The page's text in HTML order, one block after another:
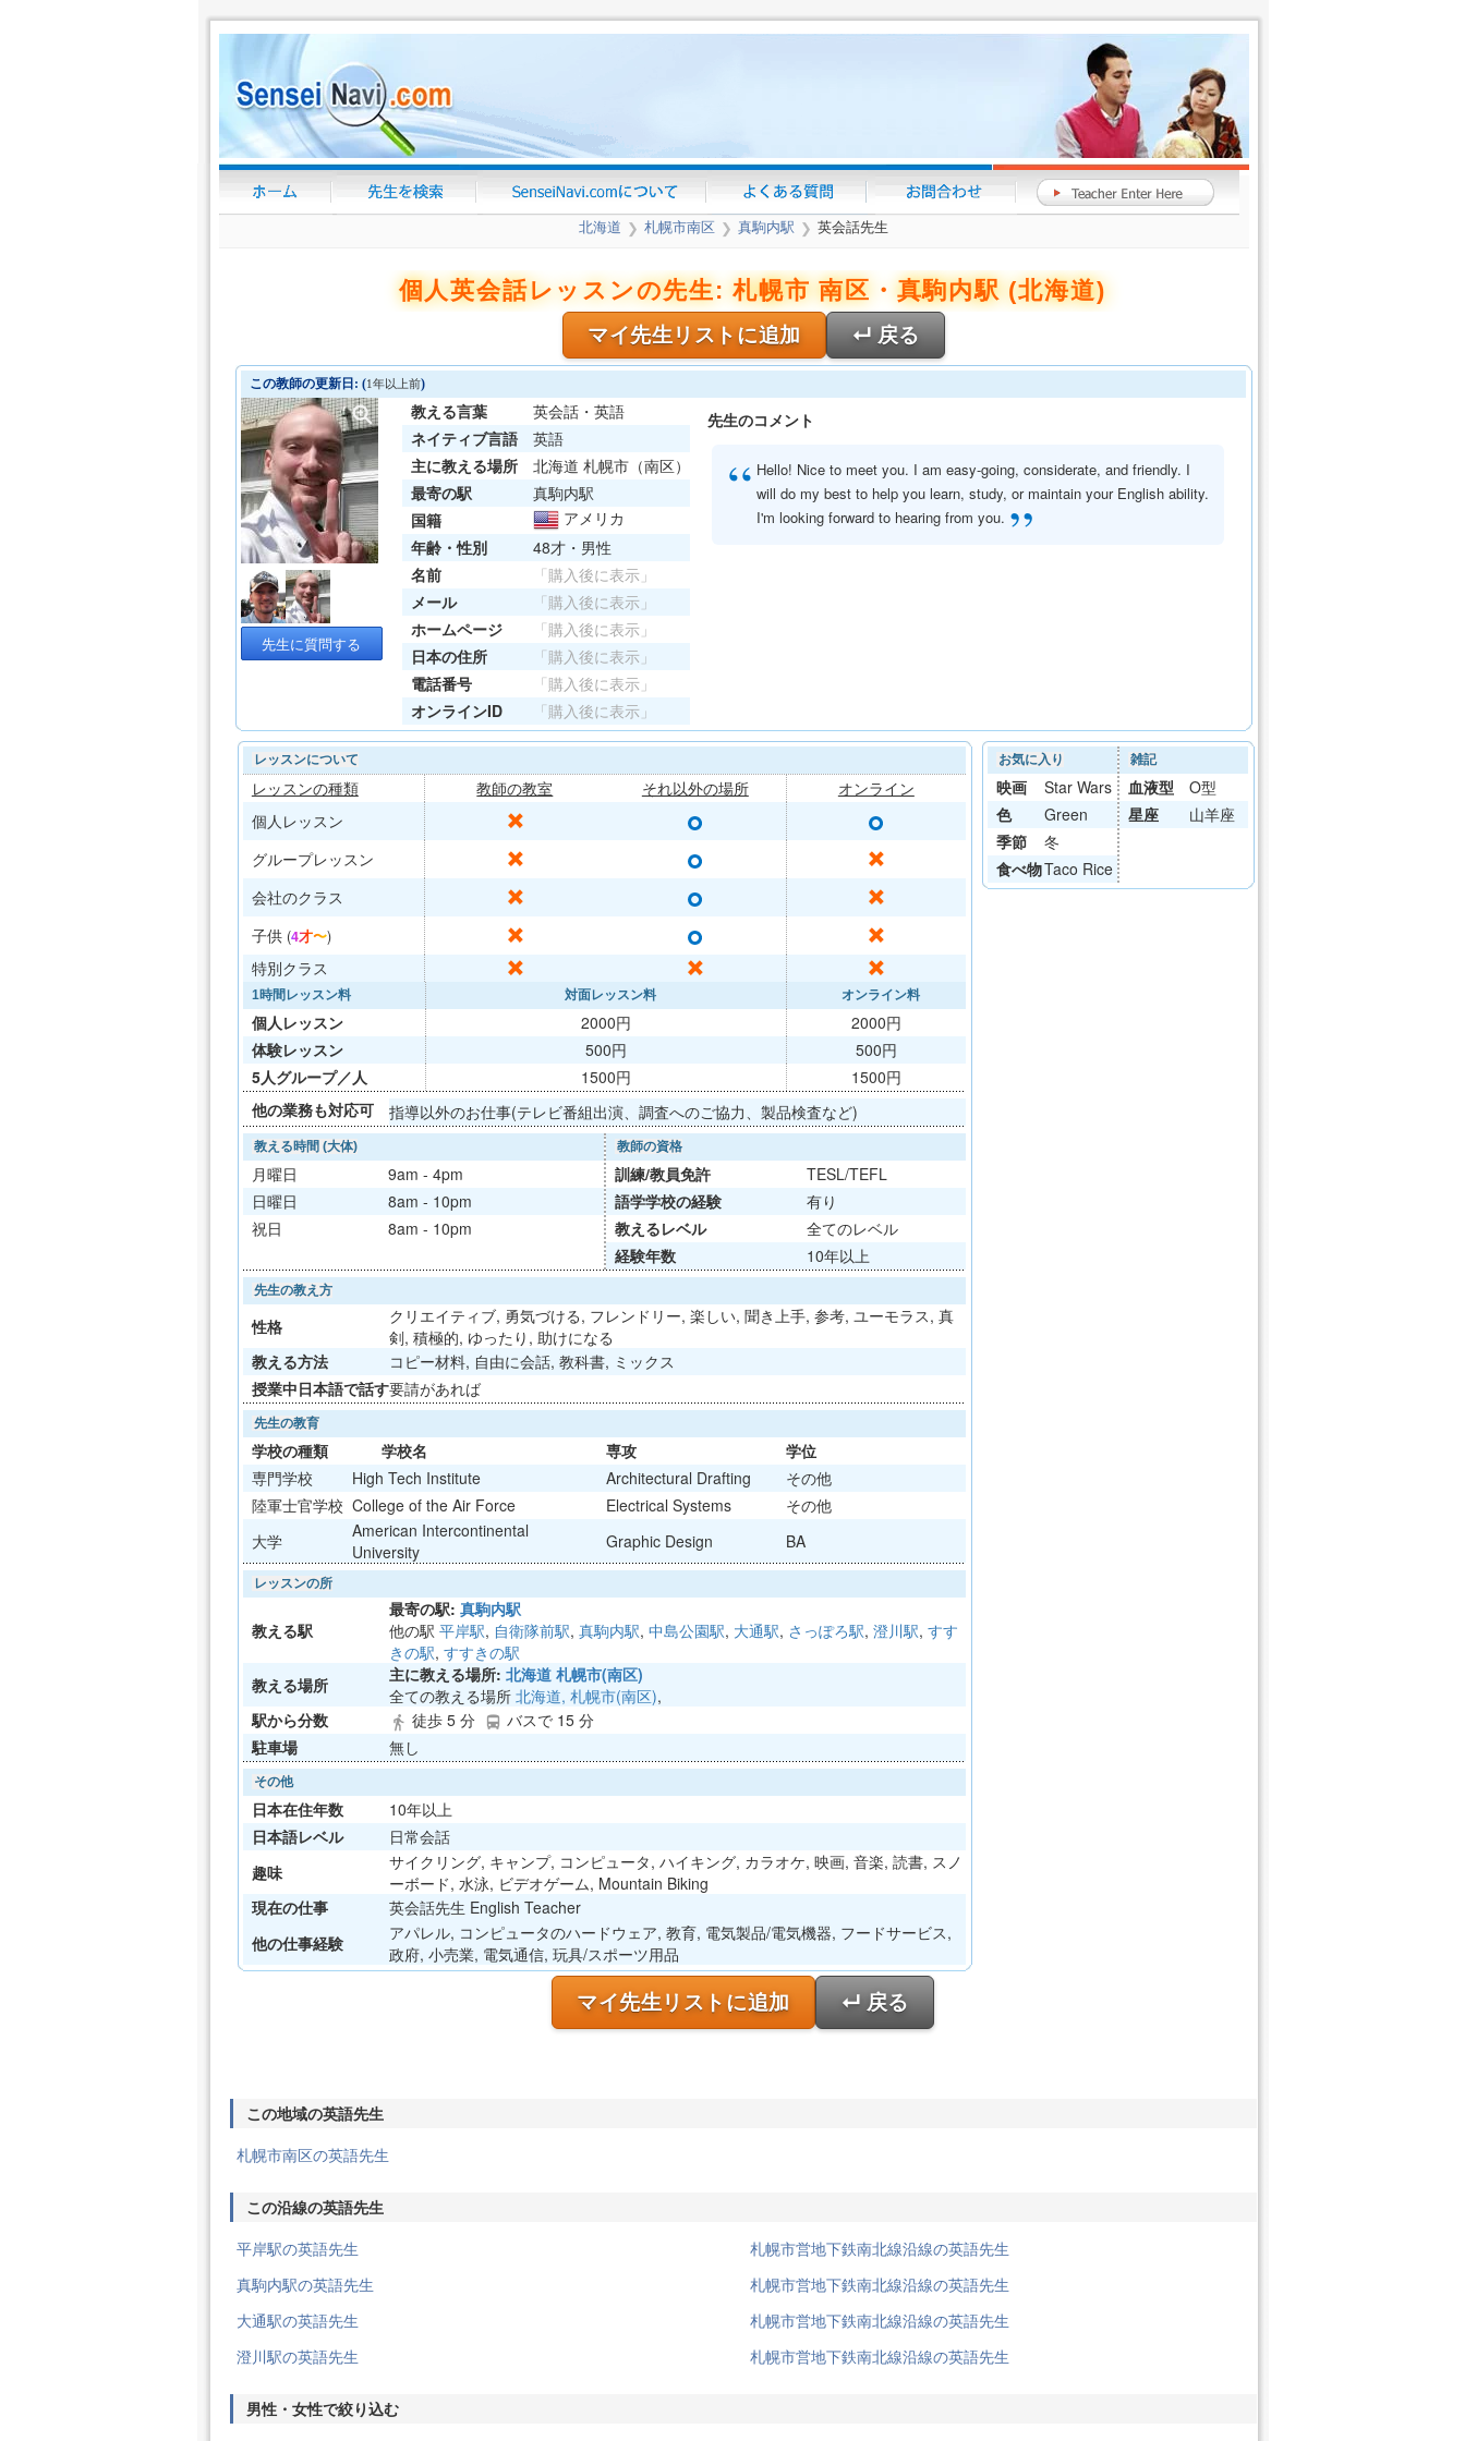
北海道 ❯ 札幌市南区 ❯ 真駒内駅 ❯ 英会話先生
個人英会話レッスンの先生: 札幌市 南区・真駒内駅 (北海道)
マイ先生リストに追加 ↵ 戻る
この教師の更新日: (1年以上前)
先生に質問する
教える言葉
英会話・英語
ネイティブ言語
英語
主に教える場所
北海道 札幌市（南区）
最寄の駅
真駒内駅
国籍
アメリカ
年齢・性別
48才・男性
名前
「購入後に表示」
メール
「購入後に表示」
ホームページ
「購入後に表示」
日本の住所
「購入後に表示」
電話番号
「購入後に表示」
オンラインID
「購入後に表示」
先生のコメント
“ Hello! Nice to meet you. I am easy-going, considerate, and friendly. I
will do my best to help you learn, study, or maintain your English ability.
I'm looking forward to hearing from you. ”
レッスンについて
レッスンの種類 教師の教室 それ以外の場所
オンライン
個人レッスン
✕ ○ ○
グループレッスン ✕ ○ ✕
会社のクラス ✕ ○ ✕
子供 (4才〜) ✕ ○ ✕
特別クラス ✕ ✕ ✕
1時間レッスン料 対面レッスン料 オンライン料
個人レッスン 2000円
2000円
体験レッスン
500円
500円
5人グループ／人
1500円
1500円
他の業務も対応可
指導以外のお仕事(テレビ番組出演、調査へのご協力、製品検査など)
教える時間 (大体)
月曜日
9am - 4pm
日曜日
8am - 10pm
祝日
8am - 10pm
教師の資格
訓練/教員免許
TESL/TEFL
語学学校の経験
有り
教えるレベル
全てのレベル
経験年数
10年以上
先生の教え方
性格
クリエイティブ, 勇気づける, フレンドリー, 楽しい, 聞き上手, 参考, ユーモラス, 真
剣, 積極的, ゆったり, 助けになる
教える方法
コピー材料, 自由に会話, 教科書, ミックス
授業中日本語で話す要請があれば
先生の教育
学校の種類 学校名 専攻
学位
専門学校
High Tech Institute Architectural Drafting
その他
陸軍士官学校 College of the Air Force Electrical Systems
その他
大学
American Intercontinental
University
Graphic Design BA
レッスンの所
教える駅
最寄の駅: 真駒内駅
他の駅 平岸駅, 自衛隊前駅, 真駒内駅, 中島公園駅, 大通駅, さっぽろ駅, 澄川駅, すす
きの駅, すすきの駅
教える場所
主に教える場所: 北海道 札幌市(南区)
全ての教える場所 北海道, 札幌市(南区),
駅から分数
directions_walk 徒歩 5 分 directions_bus バスで 15 分
駐車場
無し
その他
日本在住年数
10年以上
日本語レベル
日常会話
趣味
サイクリング, キャンプ, コンピュータ, ハイキング, カラオケ, 映画, 音楽, 読書, スノ
ーボード, 水泳, ビデオゲーム, Mountain Biking
現在の仕事
英会話先生 English Teacher
他の仕事経験
アパレル, コンピュータのハードウェア, 教育, 電気製品/電気機器, フードサービス,
政府, 小売業, 電気通信, 玩具/スポーツ用品
お気に入り
映画
Star Wars
色
Green
季節
冬
食べ物Taco Rice
雑記
血液型
O型
星座
山羊座
マイ先生リストに追加 ↵ 戻る
この地域の英語先生
札幌市南区の英語先生
この沿線の英語先生
平岸駅の英語先生
札幌市営地下鉄南北線沿線の英語先生
真駒内駅の英語先生
札幌市営地下鉄南北線沿線の英語先生
大通駅の英語先生
札幌市営地下鉄南北線沿線の英語先生
澄川駅の英語先生
札幌市営地下鉄南北線沿線の英語先生
男性・女性で絞り込む